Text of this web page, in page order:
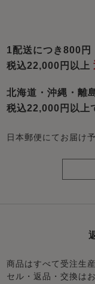
1配送につき800円
税込22,000円以上
北海道・沖縄・離
税込22,000円以上
日本郵便にてお届け
商品はすべて受注生
セル・返品・交換は